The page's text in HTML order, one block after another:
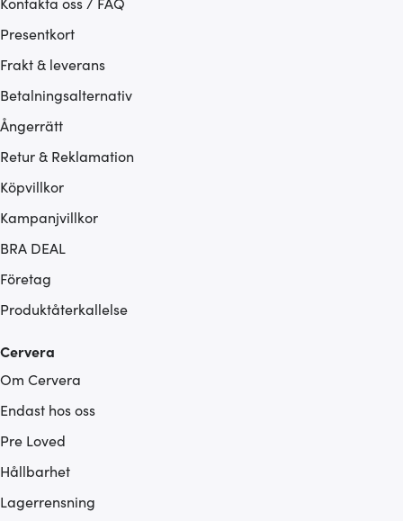
Presentkort
Frakt & leverans
Betalningsalternativ
Ångerrätt
Retur & Reklamation
Köpvillkor
Kampanjvillkor
BRA DEAL
Företag
Produktåterkallelse
Cervera
Om Cervera
Endast hos oss
Pre Loved
Hållbarhet
Lagerrensning